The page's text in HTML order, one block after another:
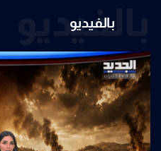
بالفيديو
بالفيديو